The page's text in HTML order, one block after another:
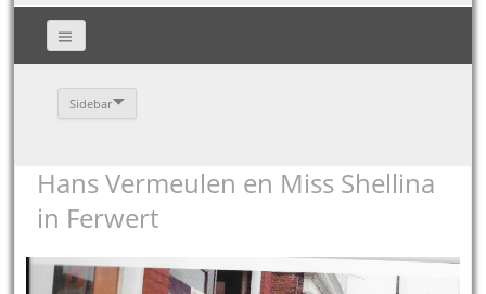
Sidebar
Hans Vermeulen en Miss Shellina
in Ferwert